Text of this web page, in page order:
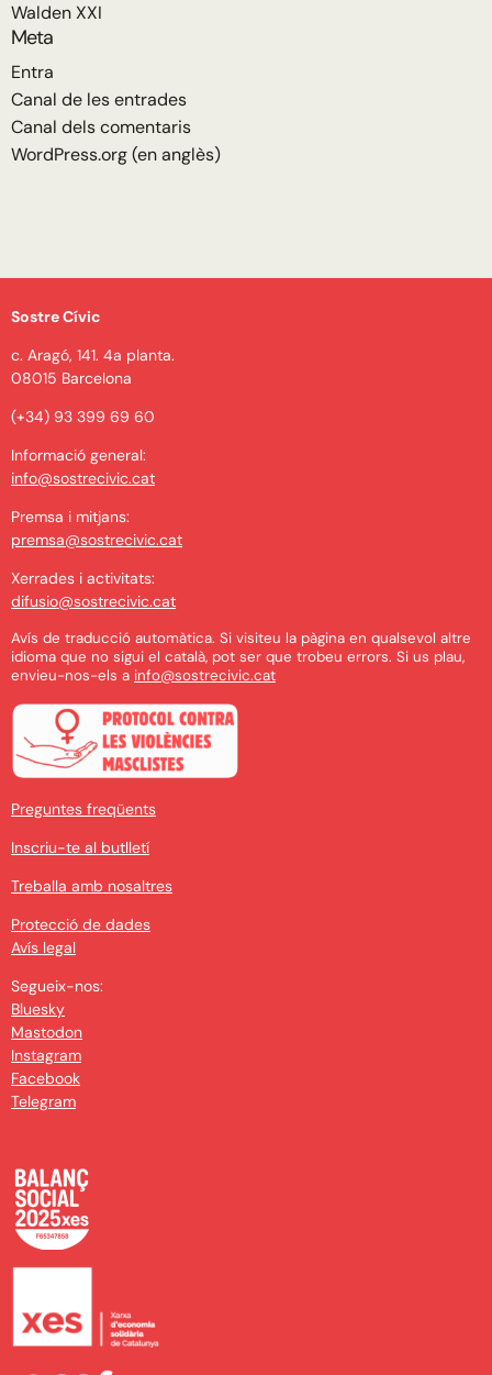
Walden XXI
Meta
Entra
Canal de les entrades
Canal dels comentaris
WordPress.org (en anglès)
Sostre Cívic
c. Aragó, 141. 4a planta.
08015 Barcelona
(+34) 93 399 69 60
Informació general:
info@sostrecivic.cat
Premsa i mitjans:
premsa@sostrecivic.cat
Xerrades i activitats:
difusio@sostrecivic.cat
Avís de traducció automàtica. Si visiteu la pàgina en qualsevol altre
idioma que no sigui el català, pot ser que trobeu errors. Si us plau,
envieu-nos-els a info@sostrecivic.cat
Preguntes freqüents
Inscriu-te al butlletí
Treballa amb nosaltres
Protecció de dades
Avís legal
Segueix-nos:
Bluesky
Mastodon
Instagram
Facebook
Telegram